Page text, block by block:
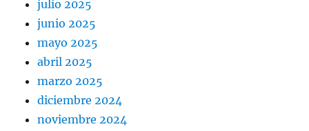
julio 2025
junio 2025
mayo 2025
abril 2025
marzo 2025
diciembre 2024
noviembre 2024